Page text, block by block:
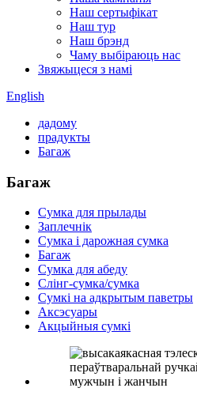
Наш сертыфікат
Наш тур
Наш брэнд
Чаму выбіраюць нас
Звяжыцеся з намі
English
дадому
прадукты
Багаж
Багаж
Сумка для прылады
Заплечнік
Сумка і дарожная сумка
Багаж
Сумка для абеду
Слінг-сумка/сумка
Сумкі на адкрытым паветры
Аксэсуары
Акцыйныя сумкі